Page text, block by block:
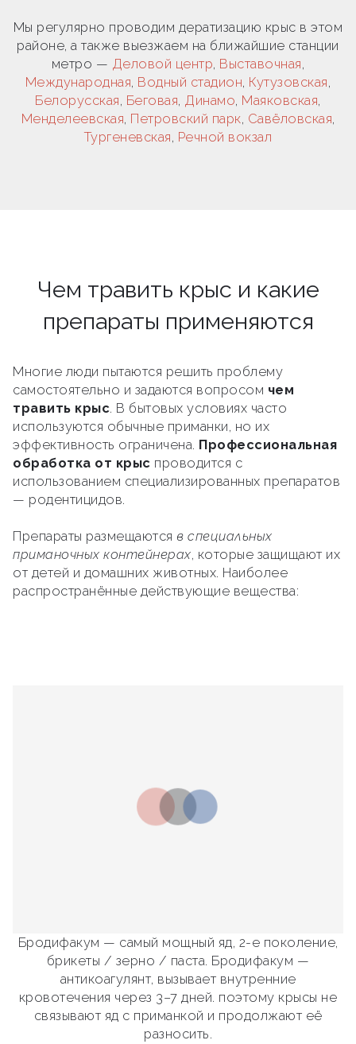
Мы регулярно проводим дератизацию крыс в этом
районе, а также выезжаем на ближайшие станции
метро — Деловой центр, Выставочная,
Международная, Водный стадион, Кутузовская,
Белорусская, Беговая, Динамо, Маяковская,
Менделеевская, Петровский парк, Савёловская,
Тургеневская, Речной вокзал
Чем травить крыс и какие
препараты применяются
Многие люди пытаются решить проблему
самостоятельно и задаются вопросом чем
травить крыс. В бытовых условиях часто
используются обычные приманки, но их
эффективность ограничена. Профессиональная
обработка от крыс проводится с
использованием специализированных препаратов
— родентицидов.
Препараты размещаются в специальных
приманочных контейнерах, которые защищают их
от детей и домашних животных. Наиболее
распространённые действующие вещества:
Бродифакум — самый мощный яд, 2-е поколение,
брикеты / зерно / паста. Бродифакум —
антикоагулянт, вызывает внутренние
кровотечения через 3–7 дней. поэтому крысы не
связывают яд с приманкой и продолжают её
разносить.